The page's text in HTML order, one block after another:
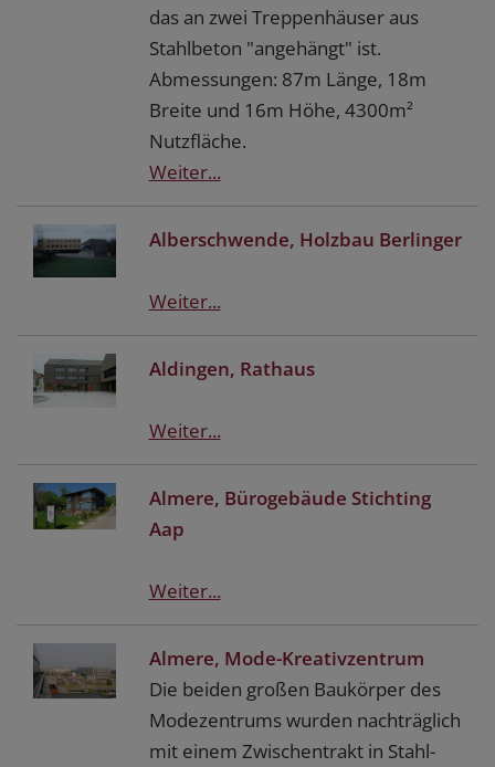
das an zwei Treppenhäuser aus
Stahlbeton "angehängt" ist.
Abmessungen: 87m Länge, 18m
Breite und 16m Höhe, 4300m²
Nutzfläche.
Weiter...
Alberschwende, Holzbau Berlinger
Weiter...
Aldingen, Rathaus
Weiter...
Almere, Bürogebäude Stichting
Aap
Weiter...
Almere, Mode-Kreativzentrum
Die beiden großen Baukörper des
Modezentrums wurden nachträglich
mit einem Zwischentrakt in Stahl-